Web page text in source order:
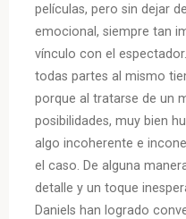
películas, pero sin dejar
emocional, siempre tan
vínculo con el
todas partes al mismo
porque al tratarse de un
posibilidades, muy bien
algo incoherente e
el caso. De alguna
detalle y un toque
Daniels han logrado